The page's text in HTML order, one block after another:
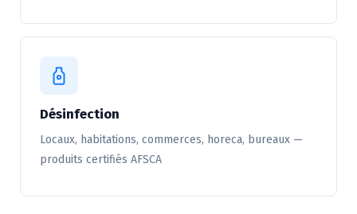
Désinfection
Locaux, habitations, commerces, horeca, bureaux —
produits certifiés AFSCA